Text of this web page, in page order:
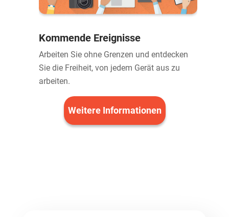
Kommende Ereignisse
Arbeiten Sie ohne Grenzen und entdecken
Sie die Freiheit, von jedem Gerät aus zu
arbeiten.
Weitere Informationen